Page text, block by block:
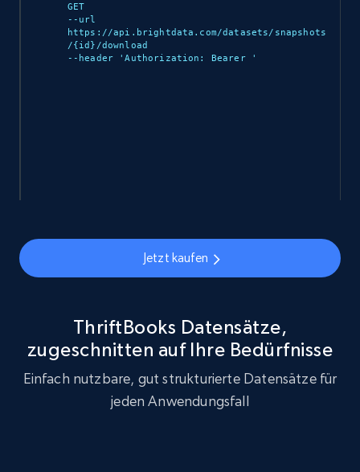
901+
URL, Product id, Title, Original price, Final price,
Discount rate, Currency, Description, and more.
eCommerce
GET
--url
https://api.brightdata.com/datasets/snapshots
/{id}/download
--header 'Authorization: Bearer
'
Jetzt kaufen
ThriftBooks Datensätze,
zugeschnitten auf Ihre Bedürfnisse
Einfach nutzbare, gut strukturierte Datensätze für
jeden Anwendungsfall